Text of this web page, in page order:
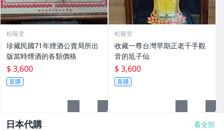
松蔭堂
珍藏民國71年煙酒公賣局所出
版當時煙酒的各類價格
$ 3,600
直購
松蔭堂
收藏一尊台灣早期正老千手觀
音的尪子仙
$ 3,600
直購
日本代購 看全部